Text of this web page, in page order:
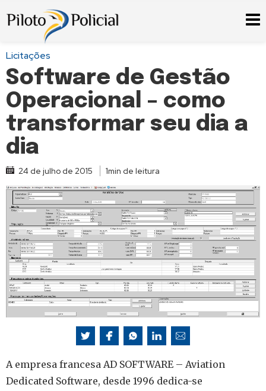
Licitações
Software de Gestão
Operacional – como
transformar seu dia a
dia
24 de julho de 2015 1min de leitura
A empresa francesa AD SOFTWARE – Aviation
Dedicated Software, desde 1996 dedica-se